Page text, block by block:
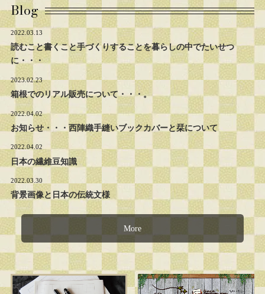
Blog
2022.03.13
読むこと書くこと手づくりすることを暮らしの中でたいせつ
に・・・
2023.02.23
箱根でのリアル販売について・・・。
2022.04.02
お知らせ・・・西陣織手縫いブックカバーと栞について
2022.04.02
日本の繊維豆知識
2022.03.30
背景画像と日本の伝統文様
More